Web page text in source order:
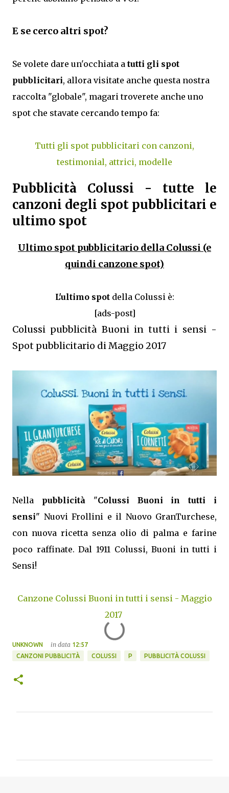
E se cerco altri spot?
Se volete dare un'occhiata a tutti gli spot
pubblicitari, allora visitate anche questa nostra
raccolta "globale", magari troverete anche uno
spot che stavate cercando tempo fa:
Tutti gli spot pubblicitari con canzoni,
testimonial, attrici, modelle
Pubblicità Colussi - tutte le
canzoni degli spot pubblicitari e
ultimo spot
Ultimo spot pubblicitario della Colussi (e
quindi canzone spot)
L'ultimo spot della Colussi è:
[ads-post]
Colussi pubblicità Buoni in tutti i sensi -
Spot pubblicitario di Maggio 2017
Nella pubblicità"Colussi Buoni in tutti i
sensi" Nuovi Frollini e il Nuovo GranTurchese,
con nuova ricetta senza olio di palma e farine
poco raffinate. Dal 1911 Colussi, Buoni in tutti i
Sensi!
Canzone Colussi Buoni in tutti i sensi - Maggio
2017
UNKNOWN in data 12:57
CANZONI PUBBLICITÀ
COLUSSI P PUBBLICITÀ COLUSSI